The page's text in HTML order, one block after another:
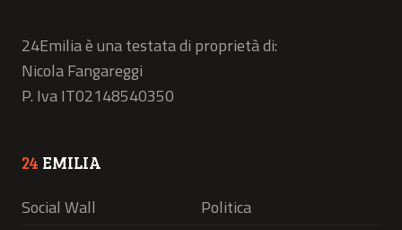
24Emilia è una testata di proprietà di:
Nicola Fangareggi
P. Iva IT02148540350
24 EMILIA
Social Wall
Politica